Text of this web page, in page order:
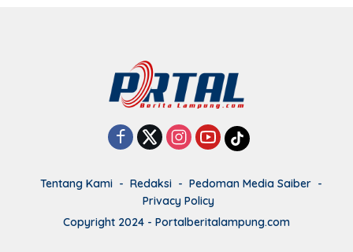
Tentang Kami Redaksi
Pedoman Media Saiber
Privacy Policy
Copyright 2024 - Portalberitalampung.com